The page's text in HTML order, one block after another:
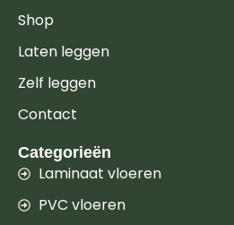
Shop
Laten leggen
Zelf leggen
Contact
Categorieën
Laminaat vloeren
PVC vloeren